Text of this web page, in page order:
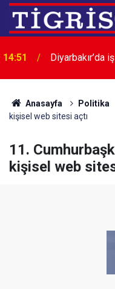
14:51 Diyarbakır’da
14:39 Diyarbakır’da
Anasayfa Politika
kişisel web sitesi açtı
11.
kişisel web